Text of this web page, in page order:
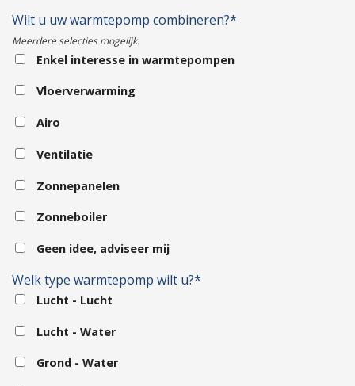
Wilt u uw warmtepomp combineren?*
Meerdere selecties mogelijk.
Enkel interesse in warmtepompen
Vloerverwarming
Airo
Ventilatie
Zonnepanelen
Zonneboiler
Geen idee, adviseer mij
Welk type warmtepomp wilt u?*
Lucht - Lucht
Lucht - Water
Grond - Water